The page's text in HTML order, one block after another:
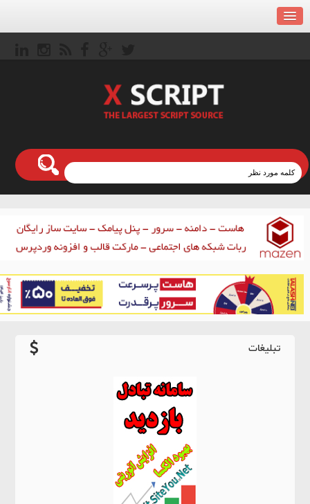
تبلیغات